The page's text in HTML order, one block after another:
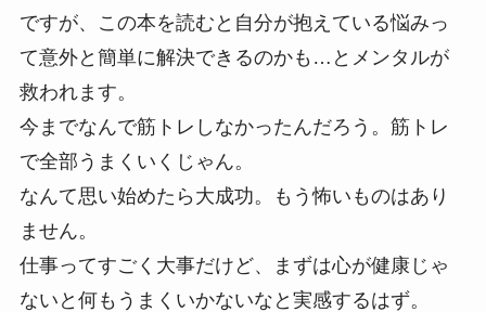
ですが、この本を読むと自分が抱えている悩みっ
て意外と簡単に解決できるのかも…とメンタルが
救われます。
今までなんで筋トレしなかったんだろう。筋トレ
で全部うまくいくじゃん。
なんて思い始めたら大成功。もう怖いものはあり
ません。
仕事ってすごく大事だけど、まずは心が健康じゃ
ないと何もうまくいかないなと実感するはず。